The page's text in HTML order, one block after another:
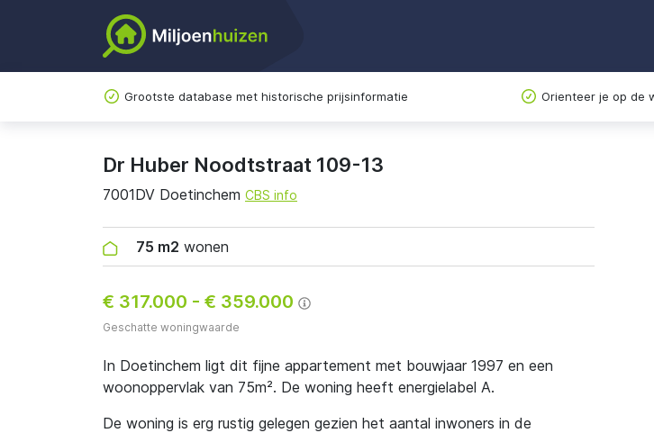
Grootste database met historische prijsinformatie Orienteer je op de
Dr Huber Noodtstraat 109-13
7001DV Doetinchem CBS info
75 m2 wonen
€ 317.000 - € 359.000
Geschatte woningwaarde
In Doetinchem ligt dit fijne appartement met bouwjaar 1997 en een
woonoppervlak van 75m². De woning heeft energielabel A.
De woning is erg rustig gelegen gezien het aantal inwoners in de